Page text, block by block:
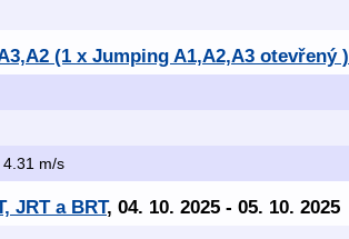
(1 x Jumping A1,A2,A3 otevřený )
m/s
JRT a BRT, 04. 10. 2025 - 05. 10. 2025